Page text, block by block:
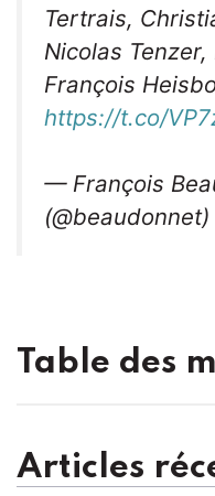
Tertrais,
Nicolas
François
https://t.co/
— François
(@beaudonnet)
Table des
Articles